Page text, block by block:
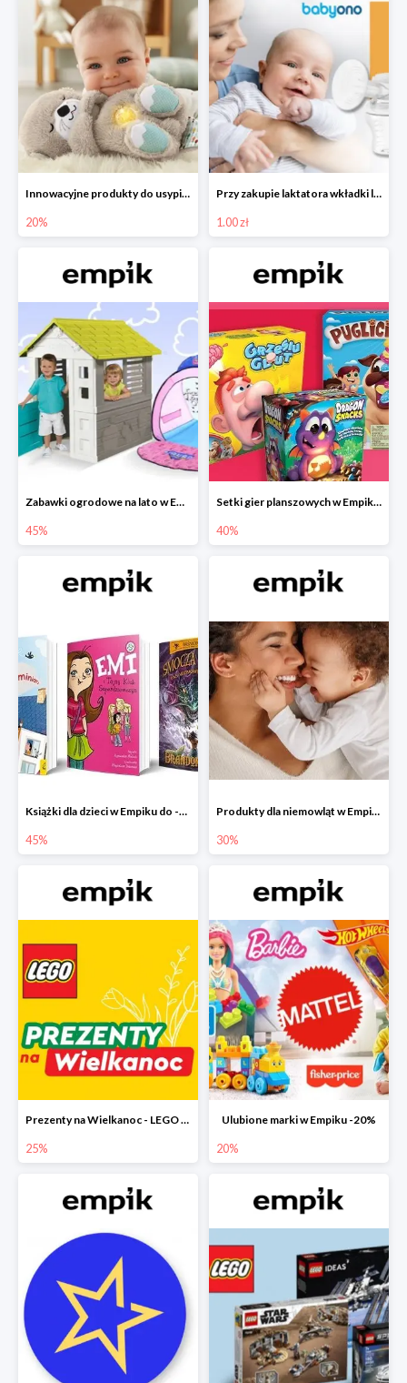
Innowacyjne produkty do usypiania w Empiku -20%
20%
Przy zakupie laktatora wkładki laktacyjne za 1 zł!
1.00 zł
Zabawki ogrodowe na lato w Empiku do -45%
45%
Setki gier planszowych w Empiku do -40%
40%
Książki dla dzieci w Empiku do -45%
45%
Produkty dla niemowląt w Empiku do -30%
30%
Prezenty na Wielkanoc - LEGO w Empiku do -25%
25%
Ulubione marki w Empiku -20%
20%